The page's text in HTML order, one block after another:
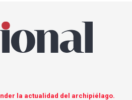
la actualidad del archipiélago.